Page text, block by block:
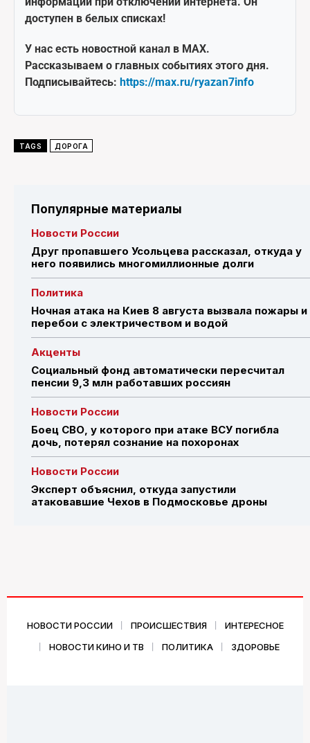
доступен в белых списках!
У нас есть новостной канал в MAX.
Рассказываем о главных событиях этого дня.
Подписывайтесь: https://max.ru/ryazan7info
TAGS ДОРОГА
Популярные материалы
Новости России
Друг пропавшего Усольцева рассказал, откуда у
него появились многомиллионные долги
Политика
Ночная атака на Киев 8 августа вызвала пожары и
перебои с электричеством и водой
Акценты
Социальный фонд автоматически пересчитал
пенсии 9,3 млн работавших россиян
Новости России
Боец СВО, у которого при атаке ВСУ погибла
дочь, потерял сознание на похоронах
Новости России
Эксперт объяснил, откуда запустили
атаковавшие Чехов в Подмосковье дроны
НОВОСТИ РОССИИ ПРОИСШЕСТВИЯ
ИНТЕРЕСНОЕ
НОВОСТИ КИНО И ТВ
ПОЛИТИКА ЗДОРОВЬЕ